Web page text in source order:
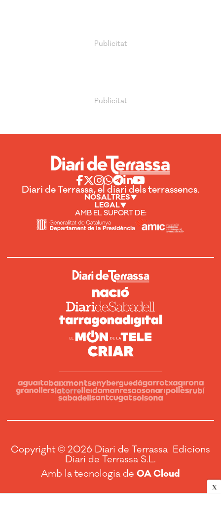
X
Diari de Terrassa, el diari dels terrassencs.
NOSALTRES
LEGAL
AMB EL SUPORT DE:
Copyright © 2026 Diari de Terrassa Edicions
Diari de Terrassa S.L.
Amb la tecnologia de OA Cloud